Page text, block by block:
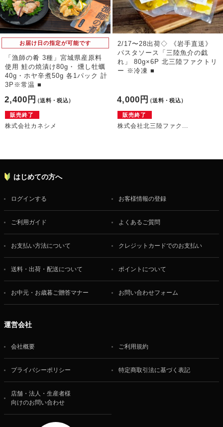
お届け日の指定が可能です
「漁師の肴 3種」宮城県産原料
使用 鮭の焼漬け80g・ 燻し牡蠣
40g・ホヤ辛煮50g 各1パック 計
3P※常温 ■
2,400円 （送料・税込）
販売終了
株式会社カネシメ
2/17〜28出荷◇ 《岩手直送》
パスタソース「三陸魚介の戯
れ」 80g×6P 北三陸ファクトリ
ー ※冷凍 ■
4,000円 （送料・税込）
販売終了
株式会社北三陸ファク...
はじめての方へ
ログインする お客様情報の登録
ご利用ガイド よくあるご質問
お支払い方法について クレジットカードでのお支払い
送料・出荷・配送について ポイントについて
お中元・お歳暮ご贈答マナー お問い合わせフォーム
運営会社
会社概要 ご利用規約
プライバシーポリシー 特定商取引法に基づく表記
店舗・法人・生産者様
向けのお問い合わせ